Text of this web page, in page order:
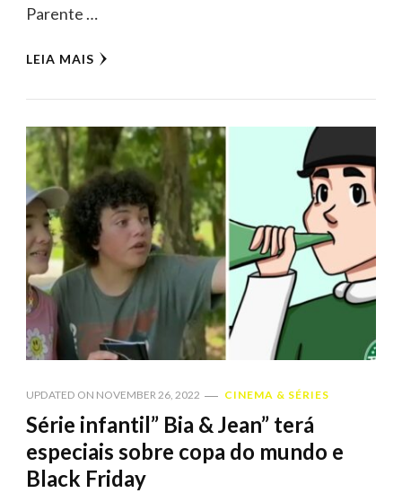
Parente …
LEIA MAIS
UPDATED ON NOVEMBER 26, 2022 CINEMA & SÉRIES
Série infantil” Bia & Jean” terá
especiais sobre copa do mundo e
Black Friday